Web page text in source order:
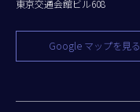
東京交通会館ビル608
Google マップを見る